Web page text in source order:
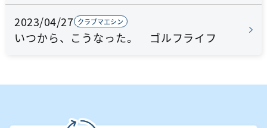
2023/04/27 クラブマエシン
いつから、こうなった。 ゴルフライフ